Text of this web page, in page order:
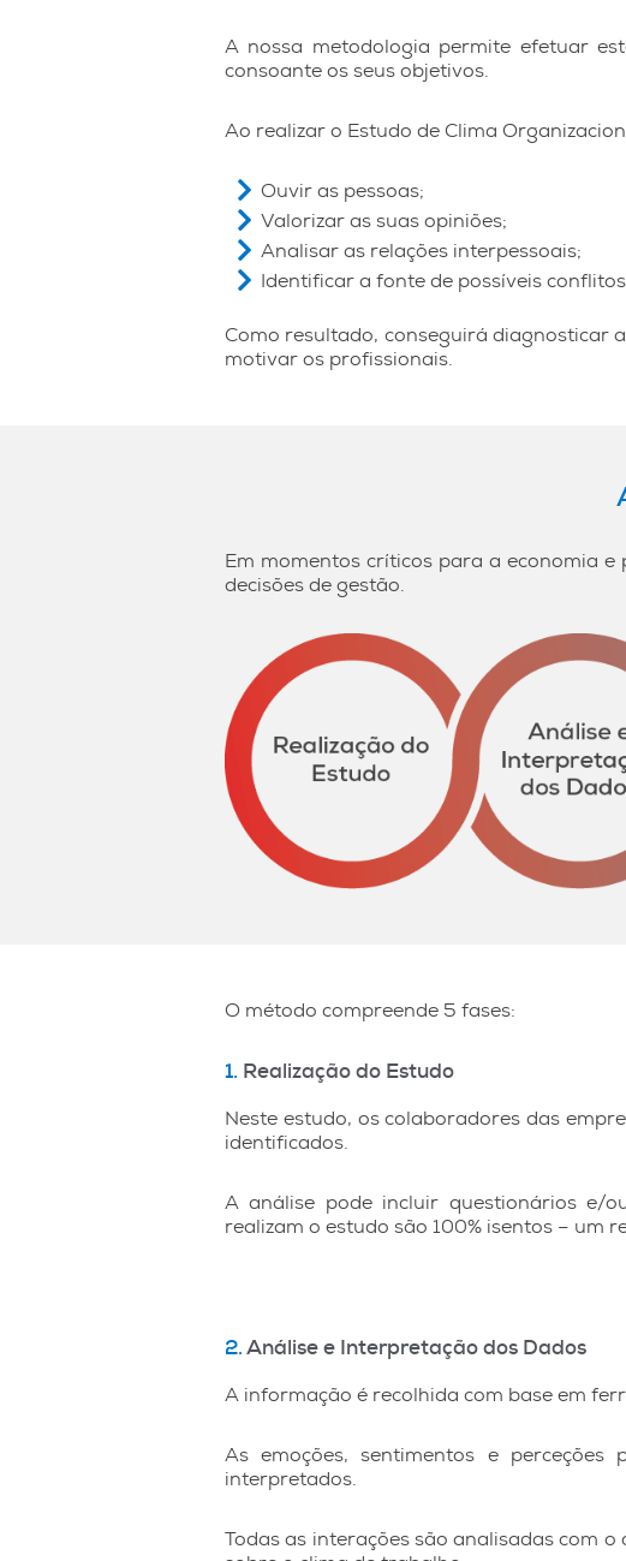
A nossa metodologia permite efetuar
consoante os seus objetivos.
Ao realizar o Estudo de Clima
Ouvir as pessoas;
Valorizar as suas opiniões;
Analisar as relações interpessoais;
Identificar a fonte de possíveis
Como resultado, conseguirá diagnosticar
motivar os profissionais.
Em momentos críticos para a economia
decisões de gestão.
O método compreende 5 fases:
1. Realização do Estudo
Neste estudo, os colaboradores das
identificados.
A análise pode incluir questionários e/
realizam o estudo são 100% isentos – um
2.Análise e Interpretação dos Dados
A informação é recolhida com base em
As emoções, sentimentos e
interpretados.
Todas as interações são analisadas com